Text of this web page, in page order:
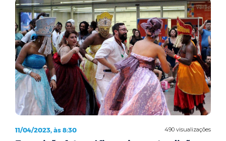
490 visualizações
11/04/2023, às 8:30